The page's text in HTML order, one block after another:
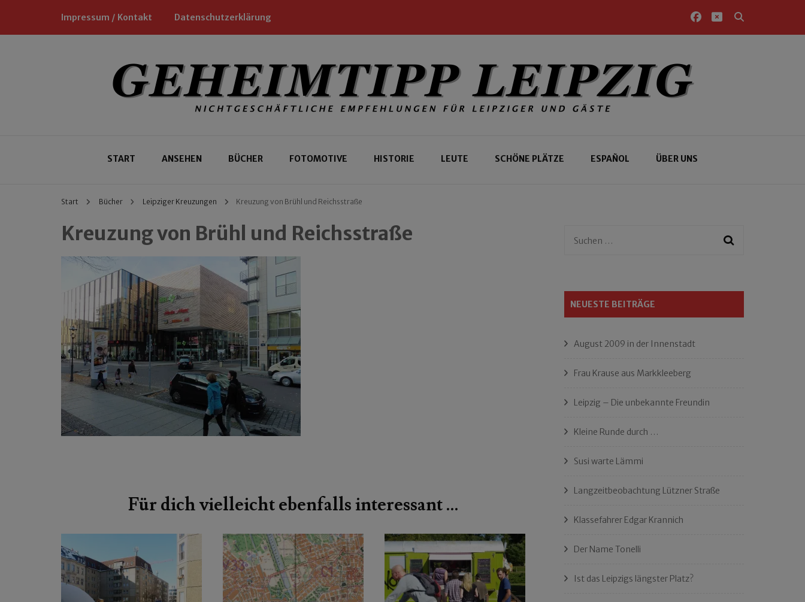
Impressum / Kontakt Datenschutzerklärung
Geheimtipp Leipzig
START ANSEHEN BÜCHER FOTOMOTIVE HISTORIE LEUTE SCHÖNE PLÄTZE ESPAÑOL ÜBER UNS
Start Bücher Leipziger Kreuzungen Kreuzung von Brühl und Reichsstraße
Kreuzung von Brühl und Reichsstraße
Für dich vielleicht ebenfalls interessant …
Suchen
NEUESTE BEITRÄGE
August 2009 in der Innenstadt
Frau Krause aus Markkleeberg
Leipzig – Die unbekannte Freundin
Kleine Runde durch …
Susi warte Lämmi
Langzeitbeobachtung Lützner Straße
Klassefahrer Edgar Krannich
Der Name Tonelli
Ist das Leipzigs längster Platz?